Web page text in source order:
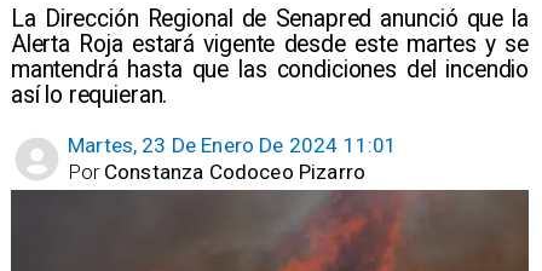
La Dirección Regional de Senapred anunció que la
Alerta Roja estará vigente desde este martes y se
mantendrá hasta que las condiciones del incendio
así lo requieran.
Martes, 23 De Enero De 2024 11:01
Constanza Codoceo Pizarro
Por